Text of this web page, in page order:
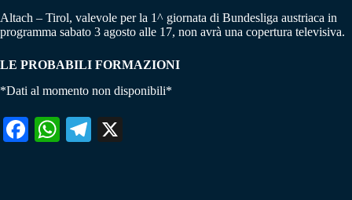
Altach – Tirol, valevole per la 1^ giornata di Bundesliga austriaca in
programma sabato 3 agosto alle 17, non avrà una copertura televisiva.
LE PROBABILI FORMAZIONI
*Dati al momento non disponibili*
Fa W
Te